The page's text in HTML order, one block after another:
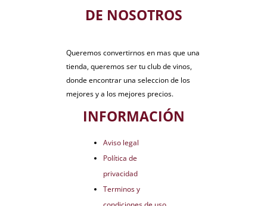
DE NOSOTROS
Queremos convertirnos en mas que una
tienda, queremos ser tu club de vinos,
donde encontrar una seleccion de los
mejores y a los mejores precios.
INFORMACIÓN
Aviso legal
Política de
privacidad
Terminos y